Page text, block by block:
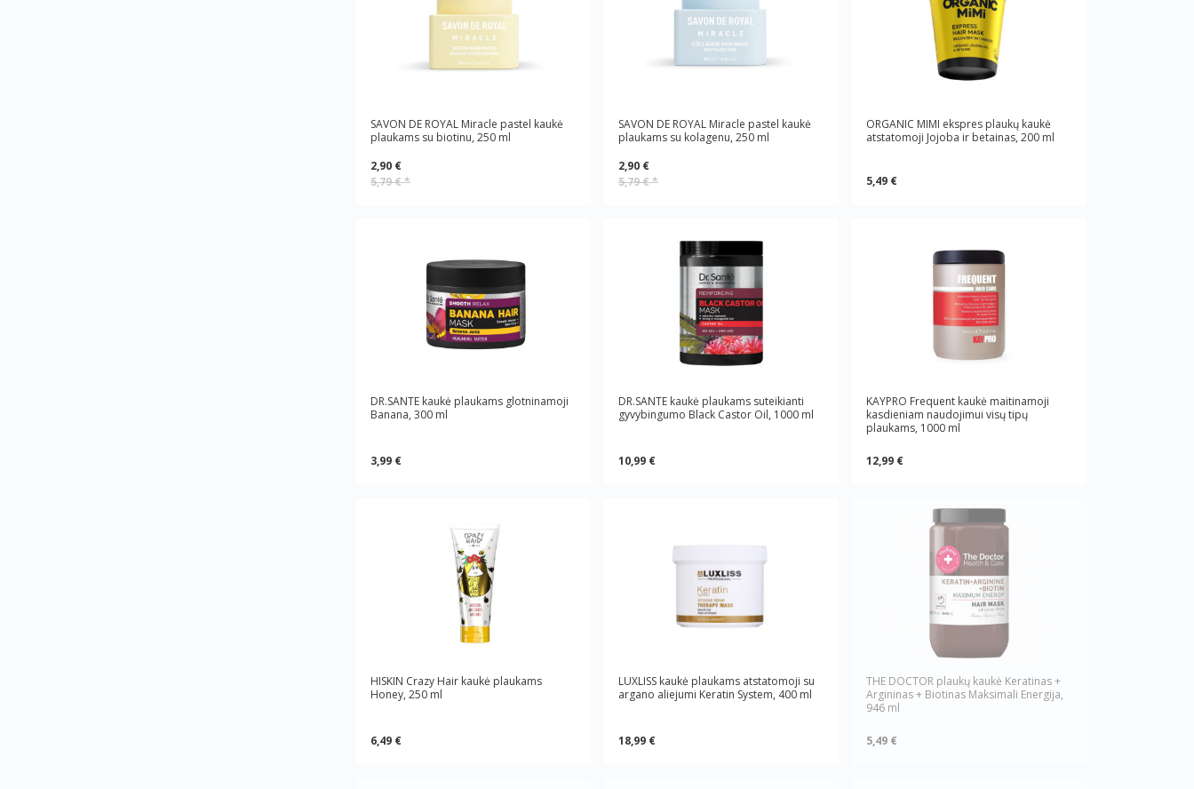
SAVON DE ROYAL Miracle pastel kaukė
plaukams su biotinu, 250 ml
2,90 €
5,79 €*
SAVON DE ROYAL Miracle pastel kaukė
plaukams su kolagenu, 250 ml
2,90 €
5,79 €*
ORGANIC MIMI ekspres plaukų kaukė
atstatomoji Jojoba ir betainas, 200 ml
5,49 €
DR.SANTE kaukė plaukams glotninamoji
Banana, 300 ml
3,99 €
DR.SANTE kaukė plaukams suteikianti
gyvybingumo Black Castor Oil, 1000 ml
10,99 €
KAYPRO Frequent kaukė maitinamoji
kasdieniam naudojimui visų tipų
plaukams, 1000 ml
12,99 €
HISKIN Crazy Hair kaukė plaukams
Honey, 250 ml
6,49 €
LUXLISS kaukė plaukams atstatomoji su
argano aliejumi Keratin System, 400 ml
18,99 €
THE DOCTOR plaukų kaukė Keratinas +
Argininas + Biotinas Maksimali Energija,
946 ml
5,49 €